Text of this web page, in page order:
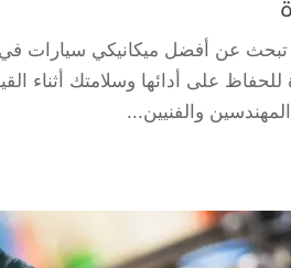
عن أفضل ميكانيكي سيارات
على أدائها وسلامتك أثناء
والفنيين...